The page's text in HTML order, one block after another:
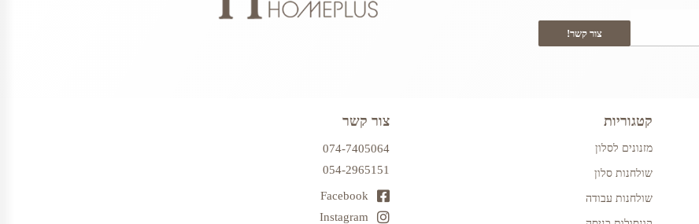
צור קשר!
קטגוריות
מזנונים לסלון
שולחנות סלון
שולחנות עבודה
צור קשר
074-7405064
054-2965151
Facebook
Instagram